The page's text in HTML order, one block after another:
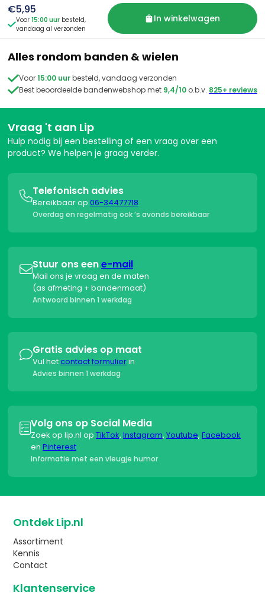
juiste instructies. We zorgen altijd voor een snelle en nette
afhandeling.
€5,95
Voor 15:00 uur besteld,
vandaag al verzonden
In winkelwagen
Alles rondom banden & wielen
Voor15:00 uurbesteld, vandaag verzonden
Best beoordeelde bandenwebshop met 9,4/10 o.b.v. 825+ reviews
Vraag 't aan Lip
Hulp nodig bij een bestelling of een vraag over een
product? We helpen je graag verder.
Telefonisch advies
Bereikbaar op 06-34477718
Overdag en regelmatig ook ’s avonds bereikbaar
Stuur ons eene-mail
Mail ons je vraag en de maten
(as afmeting + bandenmaat)
Antwoord binnen 1 werkdag
Gratis advies op maat
Vul hetcontact formulierin
Advies binnen 1 werkdag
Volg ons op Social Media
Zoek op lip.nl op TikTok, Instagram, Youtube, Facebook
en Pinterest
Informatie met een vleugje humor
Ontdek Lip.nl
Assortiment
Kennis
Contact
Klantenservice